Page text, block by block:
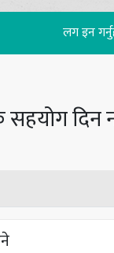
लग इन
दिन